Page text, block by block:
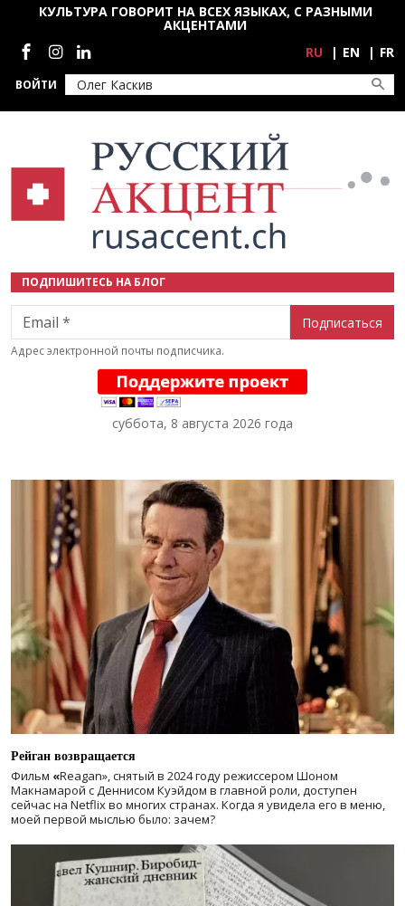
Перейти к основному содержанию
ВОЙТИ
КУЛЬТУРА ГОВОРИТ НА ВСЕХ ЯЗЫКАХ, С РАЗНЫМИ
АКЦЕНТАМИ
Социальные сети
RU EN FR
ПОДПИШИТЕСЬ НА БЛОГ
Email
Адрес электронной почты подписчика.
суббота, 8 августа 2026 года
Рейган возвращается
Фильм «Reagan», снятый в 2024 годурежиссером Шоном
Макнамарой с Деннисом Куэйдом в главной роли, доступен
сейчас на Netflix во многих странах. Когда я увидела его в меню,
моей первой мыслью было: зачем?